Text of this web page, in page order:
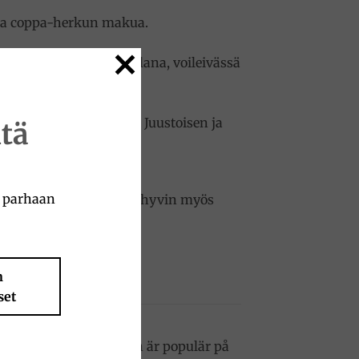
coppa-herkun makua.
se sitten alkupalana, voileivässä
maustaan. Juustoisen ja
Se sopii hyvin myös
karaktär. Den är populär på